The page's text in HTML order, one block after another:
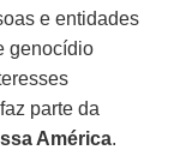
e entidades
genocídio
parte da
América.